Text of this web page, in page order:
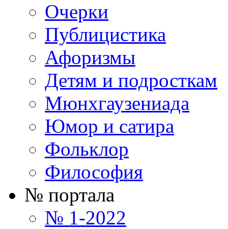
Очерки
Публицистика
Афоризмы
Детям и подросткам
Мюнхгаузениада
Юмор и сатира
Фольклор
Философия
№ портала
№ 1-2022